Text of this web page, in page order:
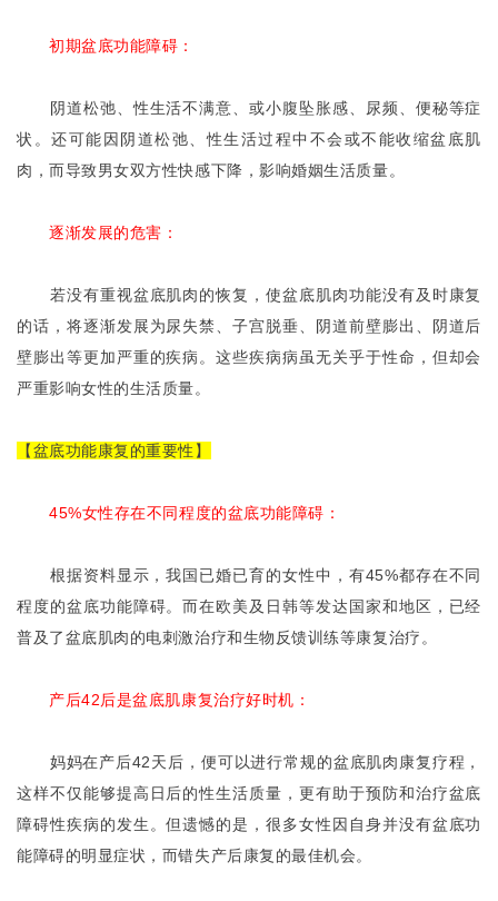
初期盆底功能障碍：
阴道松弛、性生活不满意、或小腹坠胀感、尿频、便秘等症
状。还可能因阴道松弛、性生活过程中不会或不能收缩盆底肌
肉，而导致男女双方性快感下降，影响婚姻生活质量。
逐渐发展的危害：
若没有重视盆底肌肉的恢复，使盆底肌肉功能没有及时康复
的话，将逐渐发展为尿失禁、子宫脱垂、阴道前壁膨出、阴道后
壁膨出等更加严重的疾病。这些疾病病虽无关乎于性命，但却会
严重影响女性的生活质量。
【盆底功能康复的重要性】
45%女性存在不同程度的盆底功能障碍：
根据资料显示，我国已婚已育的女性中，有45%都存在不同
程度的盆底功能障碍。而在欧美及日韩等发达国家和地区，已经
普及了盆底肌肉的电刺激治疗和生物反馈训练等康复治疗。
产后42后是盆底肌康复治疗好时机：
妈妈在产后42天后，便可以进行常规的盆底肌肉康复疗程，
这样不仅能够提高日后的性生活质量，更有助于预防和治疗盆底
障碍性疾病的发生。但遗憾的是，很多女性因自身并没有盆底功
能障碍的明显症状，而错失产后康复的最佳机会。